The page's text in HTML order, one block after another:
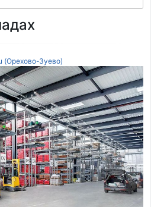
(Орехово-Зуево)